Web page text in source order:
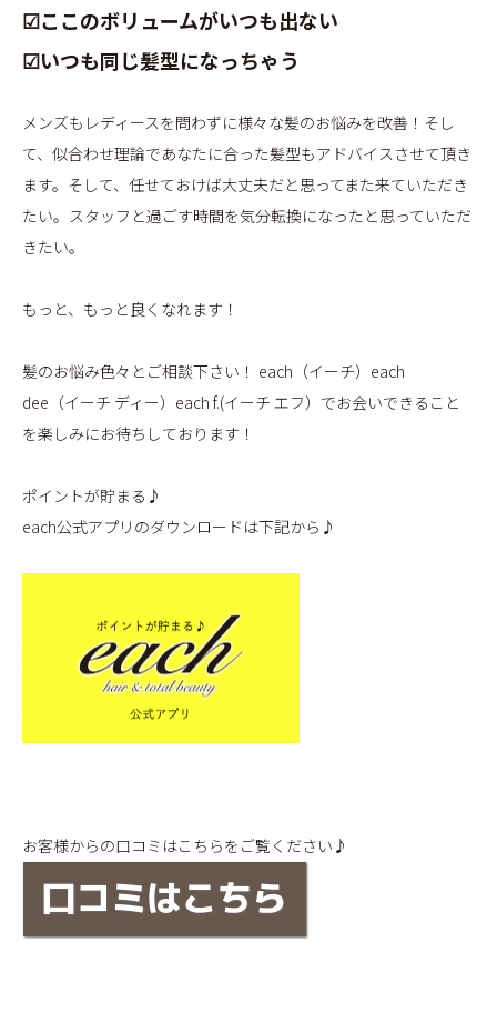
☑ここのボリュームがいつも出ない
☑いつも同じ髪型になっちゃう
メンズもレディースを問わずに様々な髪のお悩みを改善！そし
て、似合わせ理論であなたに合った髪型もアドバイスさせて頂き
ます。そして、任せておけば大丈夫だと思ってまた来ていただき
たい。スタッフと過ごす時間を気分転換になったと思っていただ
きたい。
もっと、もっと良くなれます！
髪のお悩み色々とご相談下さい！ each（イーチ）each
dee（イーチ ディー）each f.(イーチ エフ）でお会いできること
を楽しみにお待ちしております！
ポイントが貯まる♪
each公式アプリのダウンロードは下記から♪
お客様からの口コミはこちらをご覧ください♪